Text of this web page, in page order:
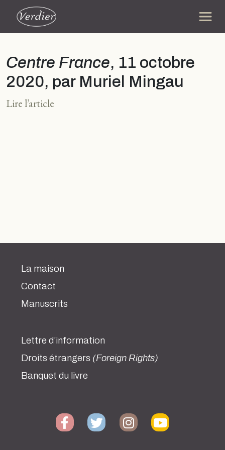
Centre France, 11 octobre
2020, par Muriel Mingau
Lire l’article
La maison
Contact
Manuscrits
Lettre d’information
Droits étrangers (Foreign Rights)
Banquet du livre